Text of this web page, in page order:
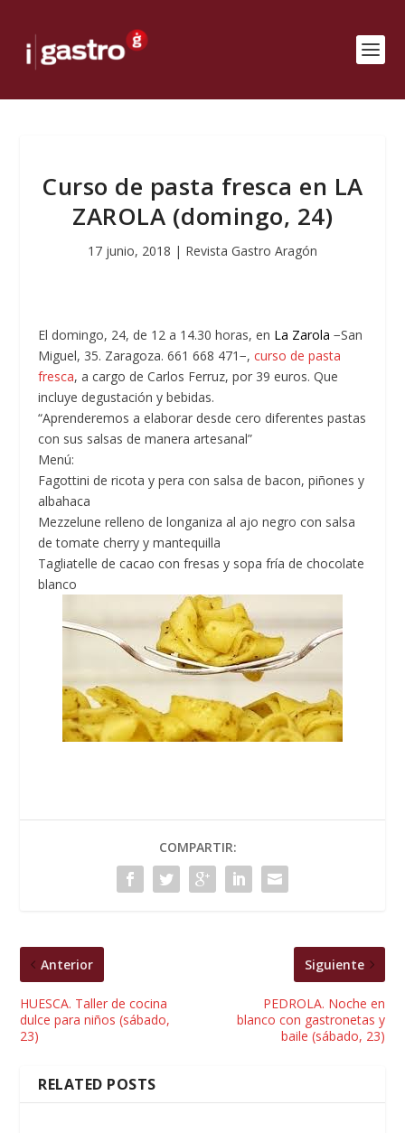
Curso de pasta fresca en LA
ZAROLA (domingo, 24)
17 junio, 2018 | Revista Gastro Aragón
El domingo, 24, de 12 a 14.30 horas, en La Zarola −San
Miguel, 35. Zaragoza. 661 668 471−,curso de pasta
fresca, a cargo de Carlos Ferruz, por 39 euros. Que
incluye degustación y bebidas.
“Aprenderemos a elaborar desde cero diferentes pastas
con sus salsas de manera artesanal”
Menú:
Fagottini de ricota y pera con salsa de bacon, piñones y
albahaca
Mezzelune relleno de longaniza al ajo negro con salsa
de tomate cherry y mantequilla
Tagliatelle de cacao con fresas y sopa fría de chocolate
blanco
COMPARTIR:
Anterior
HUESCA. Taller de cocina
dulce para niños (sábado,
23)
Siguiente
PEDROLA. Noche en
blanco con gastronetas y
baile (sábado, 23)
RELATED POSTS